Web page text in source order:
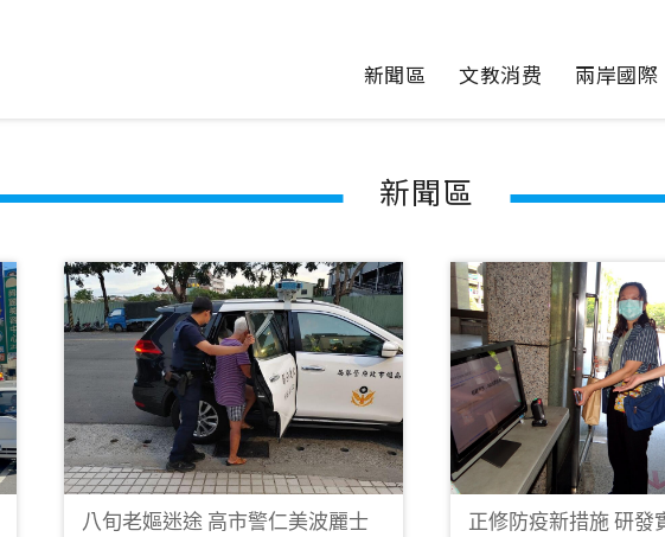
新聞區 文教消费 兩岸國際
新聞區
八旬老嫗迷途 高市警仁美波麗士
正修防疫新措施 研發